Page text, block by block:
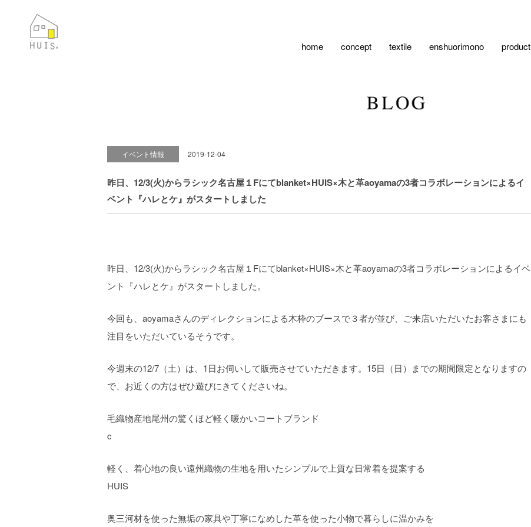
home concept textile enshuorimono product
イベント情報 2019-12-04
昨日、12/3(火)からラシック名古屋１Fにてblanket×HUIS×木と革aoyamaの3者コラボレーションによるイ
ベント『ハレとケ』がスタートしました
昨日、12/3(火)からラシック名古屋１Fにてblanket×HUIS×木と革aoyamaの3者コラボレーションによるイベ
ント『ハレとケ』がスタートしました。
今回も、aoyamaさんのディレクションによる木枠のブースで３者が並び、ご来店いただいたお客さまにも
注目をいただいているそうです。
今週末の12/7（土）は、1日お伺いして販売させていただきます。15日（日）までの期間限定となりますの
で、お近くの方はぜひ遊びにきてくださいね。
毛織物産地尾州の驚くほど軽く暖かいコートブランド
c
軽く、着心地の良い遠州織物の生地を用いたシンプルで上質な日常着を提案する
HUIS
奥三河材を使った無垢の家具や丁寧になめした革を使った小物で暮らしに温かみを